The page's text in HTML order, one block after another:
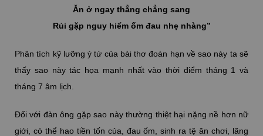
Ăn ở ngay thẳng chẳng sang
Rủi gặp nguy hiểm ốm đau nhẹ nhàng”
Phân tích kỹ lưỡng ý tứ của bài thơ đoán hạn về sao này ta sẽ
thấy sao này tác họa mạnh nhất vào thời điểm tháng 1 và
tháng 7 âm lịch.
Đối với đàn ông gặp sao này thường thiệt hại nặng nề hơn nữ
giới, có thể hao tiền tốn của, đau ốm, sinh ra tệ ăn chơi, lãng